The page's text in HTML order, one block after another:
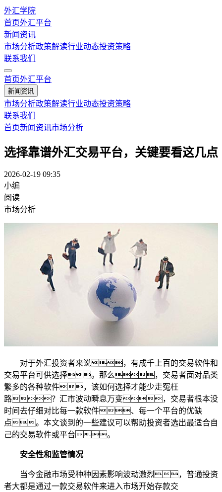
外汇学院
首页外汇平台
新闻资讯
市场分析政策解读行业动态投资策略
联系我们
首页外汇平台
新闻资讯
市场分析政策解读行业动态投资策略
联系我们
首页新闻资讯市场分析
选择靠谱外汇交易平台，关键要看这几点
2026-02-19 09:35
小编
阅读
市场分析
对于外汇投资者来说，有成千上百的交易软件和
交易平台可供选择。那么，交易者面对品类
繁多的各种软件，该如何选择才能少走冤枉
路？汇市波动瞬息万变，交易者根本没
时间去仔细对比每一款软件、每一个平台的优缺
点。本文谈到的一些建议可以帮助投资者选出最适合自
己的交易软件或平台。
安全性和监管情况
当今金融市场受种种因素影响波动激烈，普通投资
者大都是通过一款交易软件来进入市场开始存款交